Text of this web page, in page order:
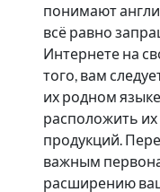
понимают
всё равно
Интернете на
того, вам
их родном
расположить их
продукций.
важным
расширению